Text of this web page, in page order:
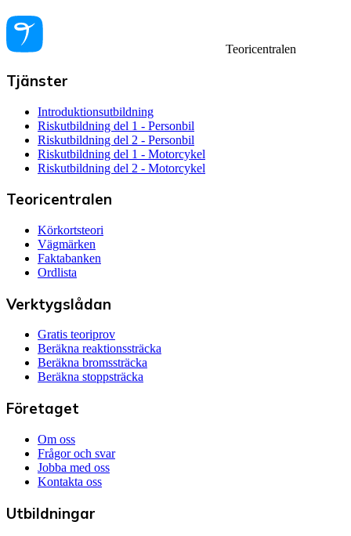
Teoricentralen
Tjänster
Introduktionsutbildning
Riskutbildning del 1 - Personbil
Riskutbildning del 2 - Personbil
Riskutbildning del 1 - Motorcykel
Riskutbildning del 2 - Motorcykel
Teoricentralen
Körkortsteori
Vägmärken
Faktabanken
Ordlista
Verktygslådan
Gratis teoriprov
Beräkna reaktionssträcka
Beräkna bromssträcka
Beräkna stoppsträcka
Företaget
Om oss
Frågor och svar
Jobba med oss
Kontakta oss
Utbildningar